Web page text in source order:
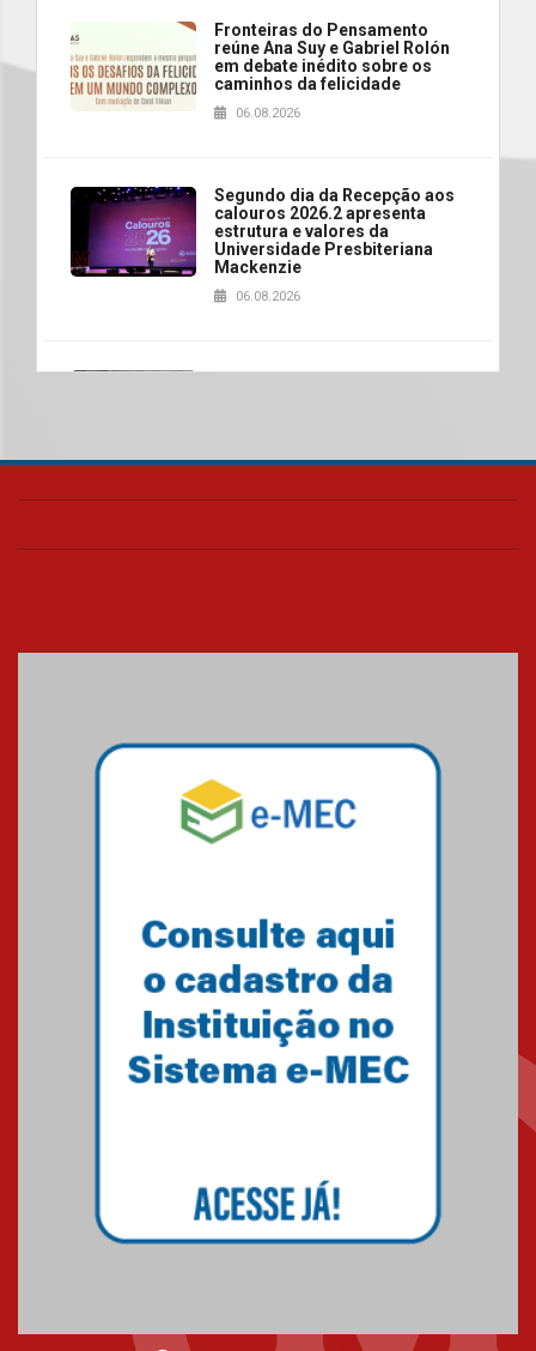
Fronteiras do Pensamento
reúne Ana Suy e Gabriel Rolón
em debate inédito sobre os
caminhos da felicidade
06.08.2026
Segundo dia da Recepção aos
calouros 2026.2 apresenta
estrutura e valores da
Universidade Presbiteriana
Mackenzie
06.08.2026
realizará nova edição da Feira
04.08.2026
Mackenzie recepciona os
calouros do segundo semestre
Como o Colégio Mackenzie
Brasília prepara seus
estudantes para o PAS antes
mesmo do Ensino Médio
04.08.2026